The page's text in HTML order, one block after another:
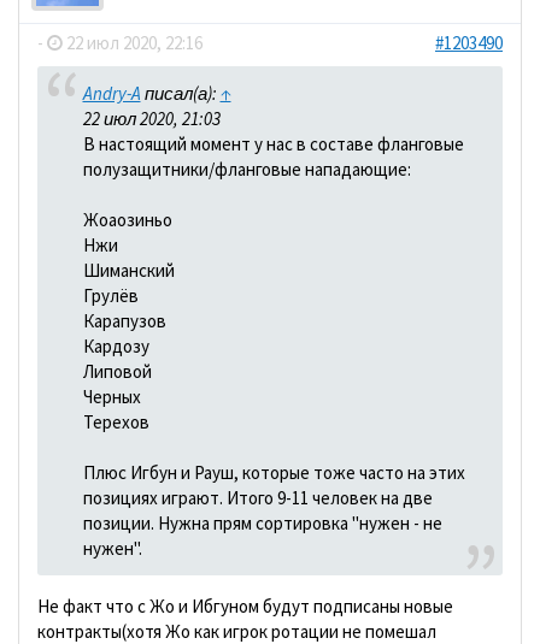
- 22 июл 2020, 22:16 #1203490
Andry-A писал(а): ↑
22 июл 2020, 21:03
В настоящий момент у нас в составе фланговые
полузащитники/фланговые нападающие:
Жоаозиньо
Нжи
Шиманский
Грулёв
Карапузов
Кардозу
Липовой
Черных
Терехов
Плюс Игбун и Рауш, которые тоже часто на этих
позициях играют. Итого 9-11 человек на две
позиции. Нужна прям сортировка "нужен - не
нужен".
Не факт что с Жо и Ибгуном будут подписаны новые
контракты(хотя Жо как игрок ротации не помешал